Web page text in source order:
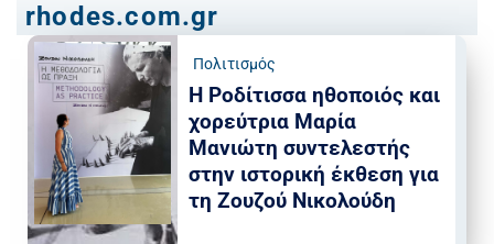
rhodes.com.gr
Πολιτισμός
Η Ροδίτισσα ηθοποιός και
χορεύτρια Μαρία
Μανιώτη συντελεστής
στην ιστορική έκθεση για
τη Ζουζού Νικολούδη